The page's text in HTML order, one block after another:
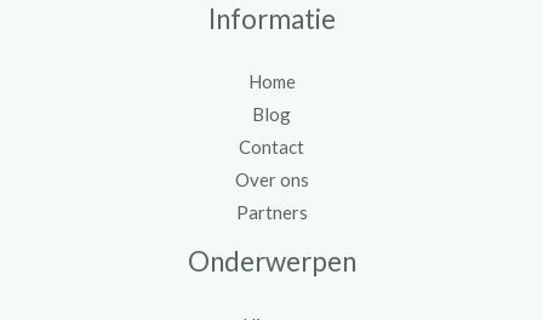
Informatie
Home
Blog
Contact
Over ons
Partners
Onderwerpen